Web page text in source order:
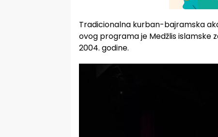
Tradicionalna kurban-bajramska
ovog programa je Medžlis islamske
2004. godine.